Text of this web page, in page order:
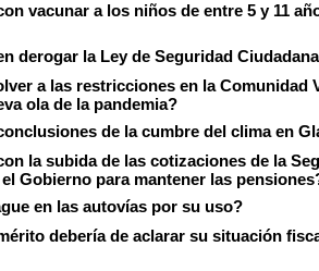
vacunar a los niños de entre 5 y 11
derogar la Ley de Seguridad
a las restricciones en la Comunidad
ola de la pandemia?
de la cumbre del clima en
la subida de las cotizaciones de la
Gobierno para mantener las
en las autovías por su uso?
debería de aclarar su situación